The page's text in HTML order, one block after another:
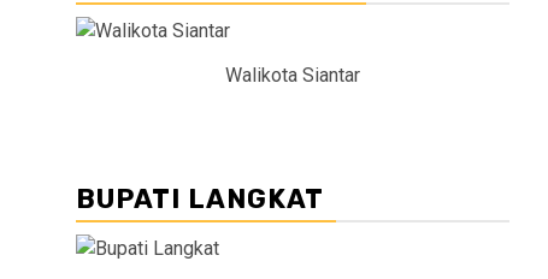
Walikota Siantar
BUPATI LANGKAT